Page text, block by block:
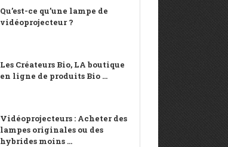
Qu’est-ce qu’une lampe de
vidéoprojecteur ?
Les Créateurs Bio, LA boutique
en ligne de produits Bio ...
Vidéoprojecteurs : Acheter des
lampes originales ou des
hybrides moins ...